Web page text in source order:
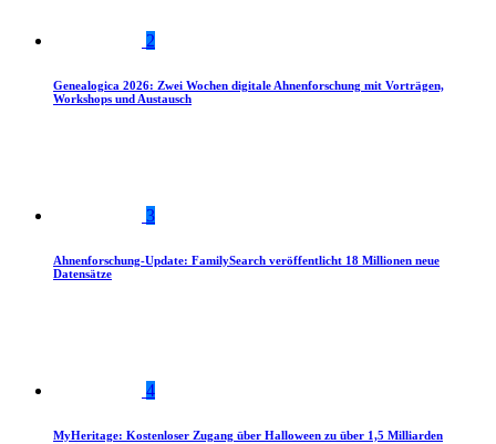
2
Genealogica 2026: Zwei Wochen digitale Ahnenforschung mit Vorträgen,
Workshops und Austausch
3
Ahnenforschung-Update: FamilySearch veröffentlicht 18 Millionen neue
Datensätze
4
MyHeritage: Kostenloser Zugang über Halloween zu über 1,5 Milliarden